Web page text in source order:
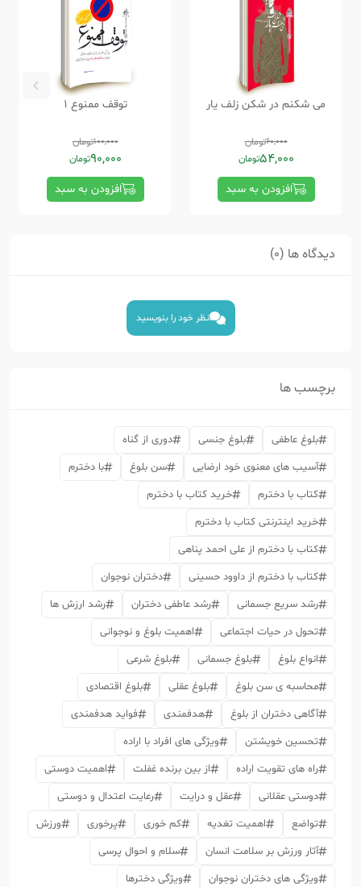
می شکنم در شکن زلف یار
60,000تومان
54,000تومان
افزودن به سبد
توقف ممنوع 1
100,000تومان
90,000تومان
افزودن به سبد
دیدگاه ها (0)
نظر خود را بنویسید
برچسب ها
بلوغ عاطفی بلوغ جنسی
دوری از گناه
آسیب های معنوی خود ارضایی
سن بلوغ
با دخترم
کتاب با دخترم
خرید کتاب با دخترم
خرید اینترنتی کتاب با دخترم
کتاب با دخترم از علی احمد پناهی
کتاب با دخترم از داوود حسینی
دختران نوجوان
رشد سریع جسمانی
رشد عاطفی دختران
رشد ارزش ها
تحول در حیات اجتماعی
اهمیت بلوغ و نوجوانی
انواع بلوغ
بلوغ جسمانی
بلوغ شرعی
محاسبه ی سن بلوغ
بلوغ عقلی
بلوغ اقتصادی
آگاهی دختران از بلوغ
هدفمندی
فواید هدفمندی
تحسین خویشتن
ویژگی های افراد با اراده
راه های تقویت اراده
از بین برنده غفلت
اهمیت دوستی
دوستی عقلانی
عقل و درایت
رعایت اعتدال و دوستی
تواضع
اهمیت تغدیه کم خوری پرخوری
ورزش
آثار ورزش بر سلامت انسان
سلام و احوال پرسی
ویژگی های دختران نوجوان
ویژگی دخترها